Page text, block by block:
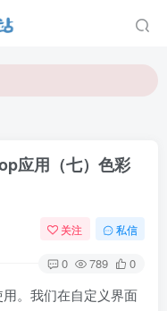
应用（七）色彩
关注 私信
0 789 0
。我们在自定义界面